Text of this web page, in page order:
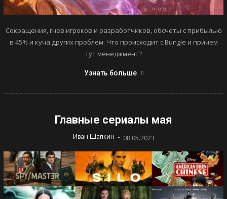
Сокращения, гнев игроков и разработчиков, обсчеты с прибылью
в 45% и куча других проблем. Что происходит с Bungie и причем
тут менеджмент?
Узнать больше
Главные сериалы мая
Иван Шапкин - 08.05.2023